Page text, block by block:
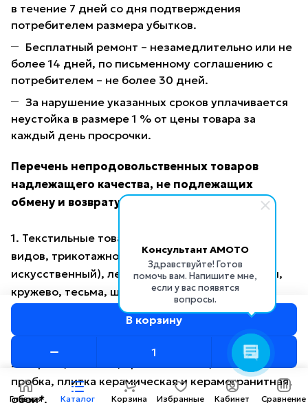
Консультант AMOTO
Здравствуйте! Готов
помочь вам. Напишите мне,
если у вас появятся
вопросы.
В корзину
в течение 7 дней со дня подтверждения
потребителем размера убытков.
Бесплатный ремонт – незамедлительно или не
более 14 дней, по письменному соглашению с
потребителем – не более 30 дней.
За нарушение указанных сроков уплачивается
неустойка в размере 1 % от цены товара за
каждый день просрочки.
Перечень непродовольственных товаров
надлежащего качества, не подлежащих
обмену и возврату
1. Текстильные товары (ткани из волокон всех
видов, трикотажное и гардинное полотно, мех
искусственный), лентоткацкие изделия (ленты,
кружево, тесьма, шнуры, бахрома), ковровые
изделия, провода, шнуры, кабели, линолеум,
багет, пленка, клеенка и иные метражные товары.
2. Паркет, ламинат, пробковый пол, настенная
пробка, плитка керамическая и керамогранитная,
обои*.
Главная Каталог Корзина Избранные Кабинет Сравнение